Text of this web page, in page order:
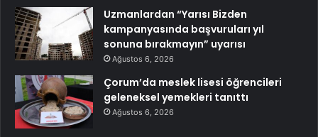
Uzmanlardan “Yarısı Bizden
kampanyasında başvuruları yıl
sonuna bırakmayın” uyarısı
Ağustos 6, 2026
Çorum’da meslek lisesi öğrencileri
geleneksel yemekleri tanıttı
Ağustos 6, 2026